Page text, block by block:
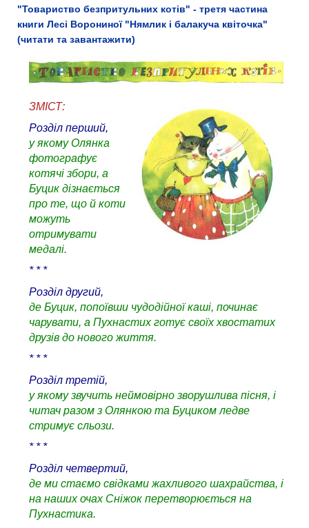
"Товариство безпритульних котів" - третя частина
книги Лесі Ворониної "Нямлик і балакуча квіточка"
(читати та завантажити)
ЗМІСТ:
Розділ перший,
у якому Олянка
фотографує
котячі збори, а
Буцик дізнається
про те, що й коти
можуть
отримувати
медалі.
* * *
Розділ другий,
де Буцик, попоївши чудодійної каші, починає
чарувати, а Пухнастих готує своїх хвостатих
друзів до нового життя.
* * *
Розділ третій,
у якому звучить неймовірно зворушлива пісня, і
читач разом з Олянкою та Буциком ледве
стримує сльози.
* * *
Розділ четвертий,
де ми стаємо свідками жахливого шахрайства, і
на наших очах Сніжок перетворюється на
Пухнастика.